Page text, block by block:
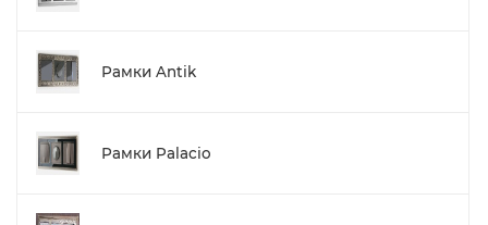
Рамки Antik
Рамки Palacio